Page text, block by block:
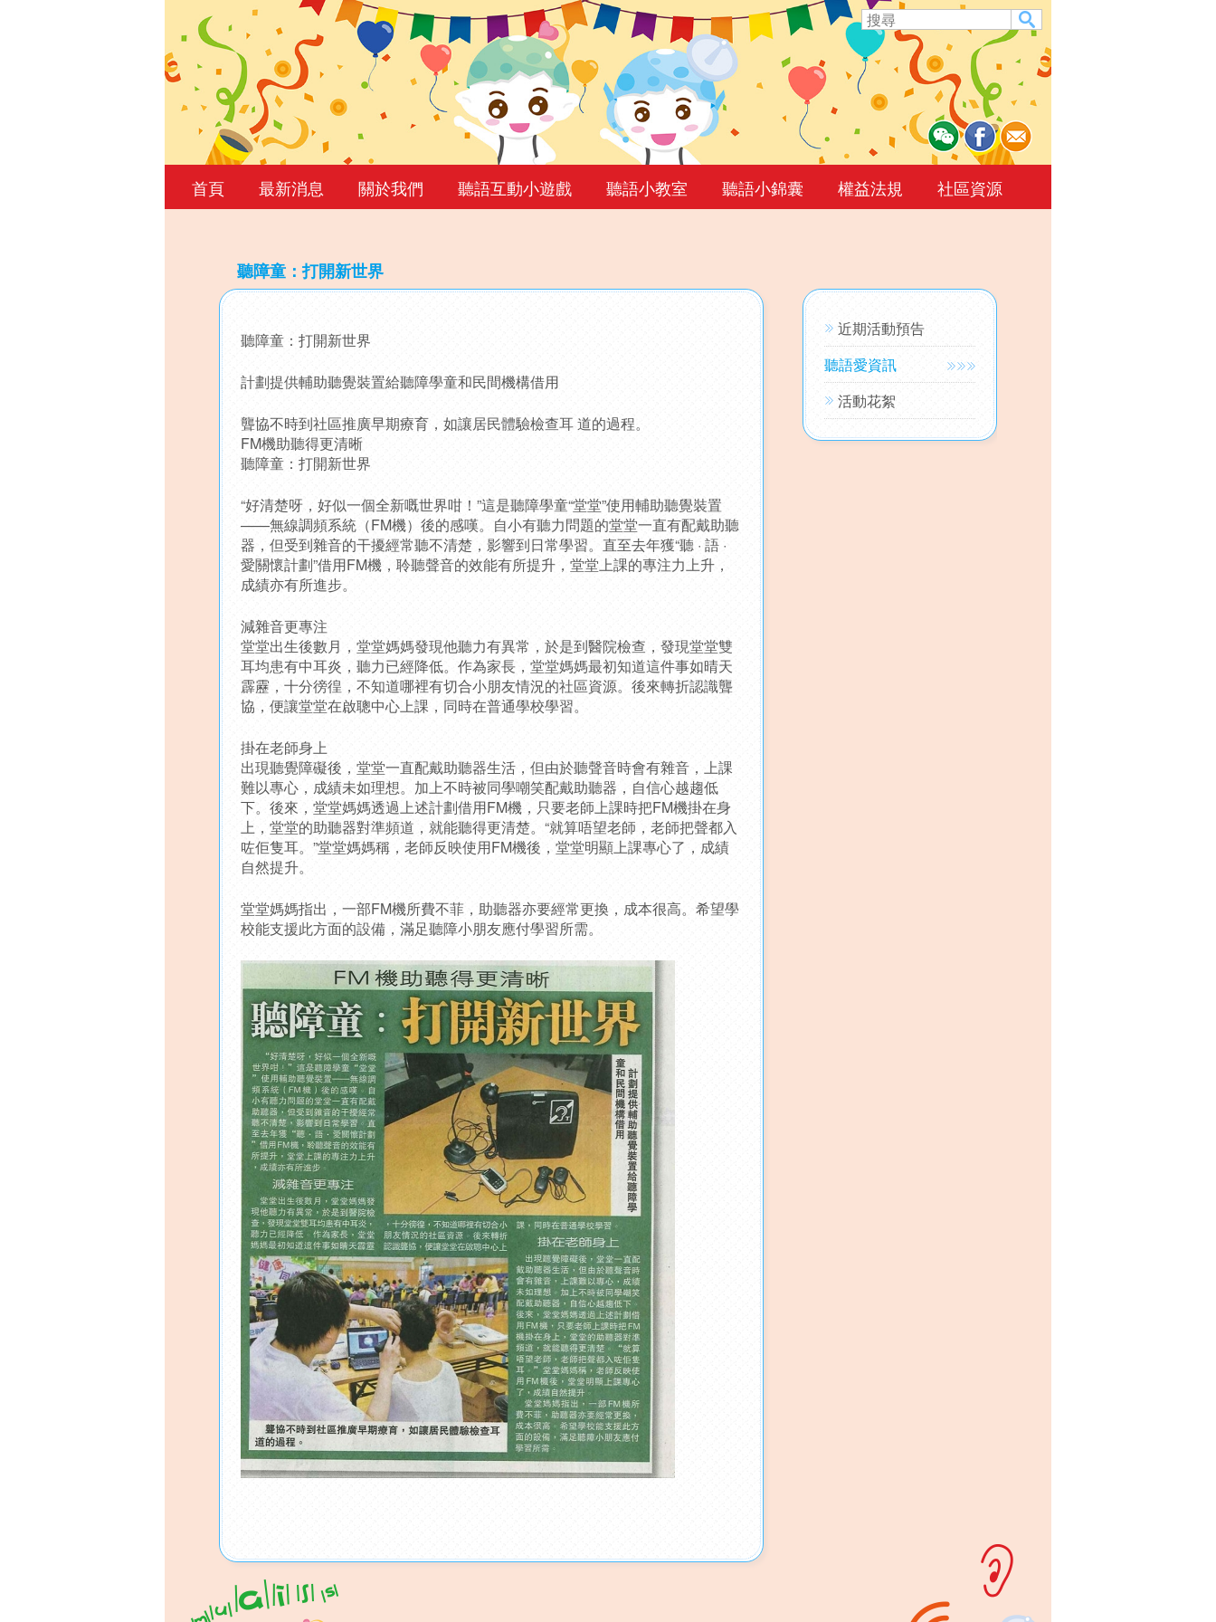
首頁 最新消息 關於我們 聽語互動小遊戲 聽語小教室 聽語小錦囊 權益法規 社區資源
聽障童：打開新世界
to
聽障童：打開新世界
計劃提供輔助聽覺裝置給聽障學童和民間機構借用
聾協不時到社區推廣早期療育，如讓居民體驗檢查耳 道的過程。
FM機助聽得更清晰
聽障童：打開新世界
“好清楚呀，好似一個全新嘅世界咁！”這是聽障學童“堂堂”使用輔助聽覺裝置
——無線調頻系統（FM機）後的感嘆。自小有聽力問題的堂堂一直有配戴助聽
器，但受到雜音的干擾經常聽不清楚，影響到日常學習。直至去年獲“聽 · 語 ·
愛關懷計劃”借用FM機，聆聽聲音的效能有所提升，堂堂上課的專注力上升，
成績亦有所進步。
減雜音更專注
堂堂出生後數月，堂堂媽媽發現他聽力有異常，於是到醫院檢查，發現堂堂雙
耳均患有中耳炎，聽力已經降低。作為家長，堂堂媽媽最初知道這件事如晴天
霹靂，十分徬徨，不知道哪裡有切合小朋友情況的社區資源。後來轉折認識聾
協，便讓堂堂在啟聰中心上課，同時在普通學校學習。
掛在老師身上
出現聽覺障礙後，堂堂一直配戴助聽器生活，但由於聽聲音時會有雜音，上課
難以專心，成績未如理想。加上不時被同學嘲笑配戴助聽器，自信心越趨低
下。後來，堂堂媽媽透過上述計劃借用FM機，只要老師上課時把FM機掛在身
上，堂堂的助聽器對準頻道，就能聽得更清楚。“就算唔望老師，老師把聲都入
咗佢隻耳。”堂堂媽媽稱，老師反映使用FM機後，堂堂明顯上課專心了，成績
自然提升。
堂堂媽媽指出，一部FM機所費不菲，助聽器亦要經常更換，成本很高。希望學
校能支援此方面的設備，滿足聽障小朋友應付學習所需。
近期活動預告
聽語愛資訊
活動花絮